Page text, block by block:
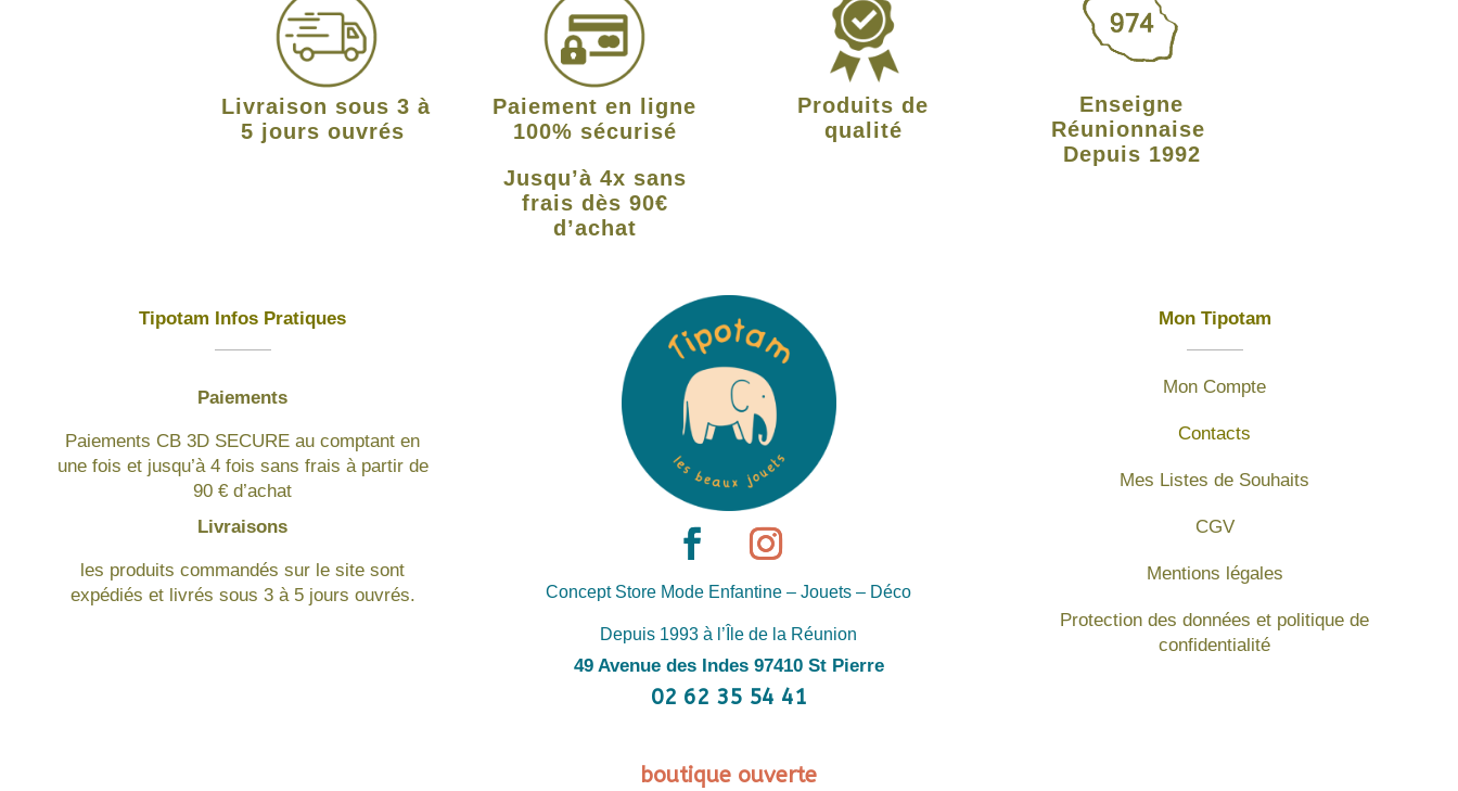
Livraison sous 3 à
5 jours ouvrés
Paiement en ligne
100% sécurisé
Jusqu’à 4x sans
frais dès 90€
d’achat
Produits de
qualité
Enseigne
Réunionnaise
Depuis 1992
Tipotam Infos Pratiques
Paiements
Paiements CB 3D SECURE au comptant en
une fois et jusqu’à 4 fois sans frais à partir de
90 € d’achat
Livraisons
les produits commandés sur le site sont
expédiés et livrés sous 3 à 5 jours ouvrés.
Concept Store Mode Enfantine – Jouets – Déco
Depuis 1993 à l’Île de la Réunion
49 Avenue des Indes 97410 St Pierre
02 62 35 54 41
boutique ouverte
Mon Tipotam
Mon Compte
Contacts
Mes Listes de Souhaits
CGV
Mentions légales
Protection des données et politique de
confidentialité